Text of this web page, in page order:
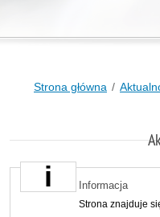
Strona główna
Informacja
Strona znajduje